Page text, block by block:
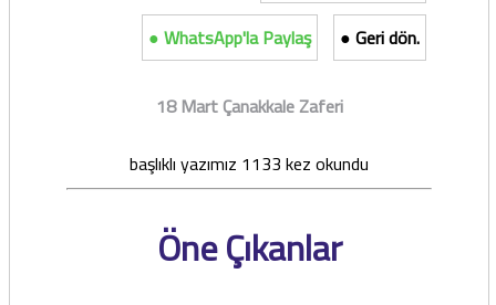
● WhatsApp'la Paylaş
● Geri dön.
18 Mart Çanakkale Zaferi
başlıklı yazımız 1133 kez okundu
Öne Çıkanlar